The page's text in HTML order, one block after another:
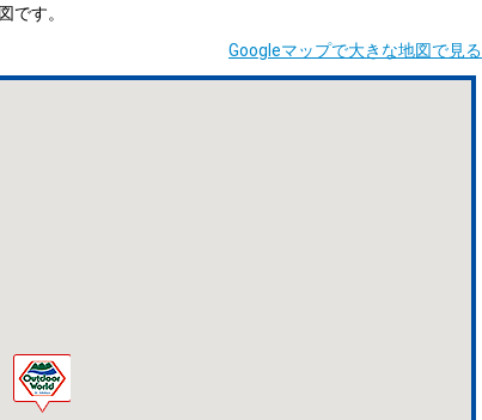
です。
Googleマップで大きな地図で見る